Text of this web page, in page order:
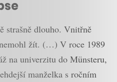
strašně dlouho. Vnitřně
žít. (…) V roce 1989
na univerzitu do Münsteru,
manželka s ročním